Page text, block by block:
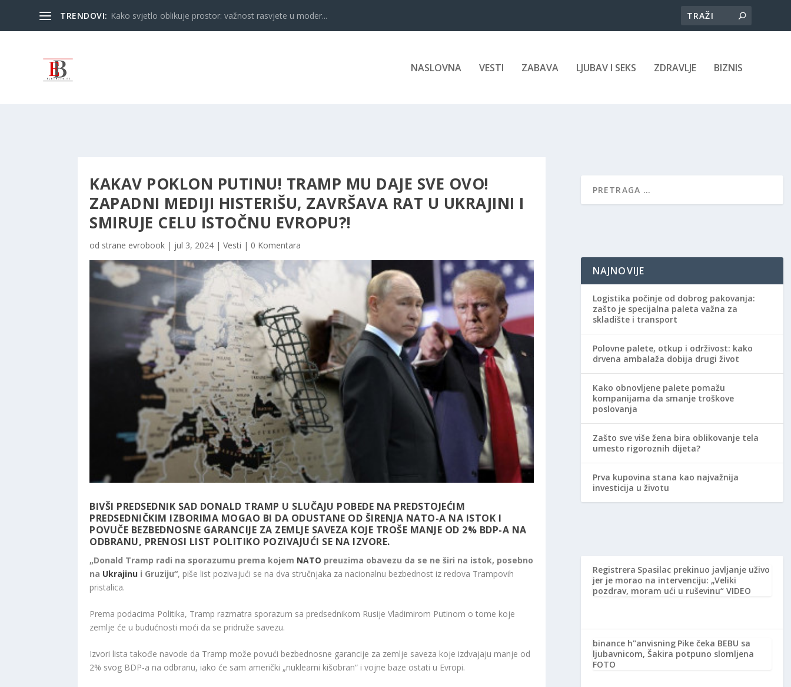
TRENDOVI: Kako svjetlo oblikuje prostor: važnost rasvjete u moder...
NASLOVNA VESTI ZABAVA LJUBAV I SEKS ZDRAVLJE BIZNIS
KAKAV POKLON PUTINU! TRAMP MU DAJE SVE OVO!
ZAPADNI MEDIJI HISTERIŠU, ZAVRŠAVA RAT U UKRAJINI I
SMIRUJE CELU ISTOČNU EVROPU?!
od strane evrobook | jul 3, 2024 | Vesti | 0 Komentara
BIVŠI PREDSEDNIK SAD DONALD TRAMP U SLUČAJU POBEDE NA PREDSTOJEĆIM
PREDSEDNIČKIM IZBORIMA MOGAO BI DA ODUSTANE OD ŠIRENJA NATO-A NA ISTOK I
POVUČE BEZBEDNOSNE GARANCIJE ZA ZEMLJE SAVEZA KOJE TROŠE MANJE OD 2% BDP-A NA
ODBRANU, PRENOSI LIST POLITIKO POZIVAJUĆI SE NA IZVORE.
„Donald Tramp radi na sporazumu prema kojem NATO preuzima obavezu da se ne širi na istok, posebno
na Ukrajinu i Gruziju“, piše list pozivajući se na dva stručnjaka za nacionalnu bezbednost iz redova Trampovih
pristalica.
Prema podacima Politika, Tramp razmatra sporazum sa predsednikom Rusije Vladimirom Putinom o tome koje
zemlje će u budućnosti moći da se pridruže savezu.
Izvori lista takođe navode da Tramp može povući bezbednosne garancije za zemlje saveza koje izdvajaju manje od
2% svog BDP-a na odbranu, iako će sam američki „nuklearni kišobran“ i vojne baze ostati u Evropi.
NAJNOVIJE
Logistika počinje od dobrog pakovanja:
zašto je specijalna paleta važna za
skladište i transport
Polovne palete, otkup i održivost: kako
drvena ambalaža dobija drugi život
Kako obnovljene palete pomažu
kompanijama da smanje troškove
poslovanja
Zašto sve više žena bira oblikovanje tela
umesto rigoroznih dijeta?
Prva kupovina stana kao najvažnija
investicija u životu
Registrera Spasilac prekinuo javljanje uživo
jer je morao na intervenciju: „Veliki
pozdrav, moram ući u ruševinu“ VIDEO
binance h"anvisning Pike čeka BEBU sa
ljubavnicom, Šakira potpuno slomljena
FOTO